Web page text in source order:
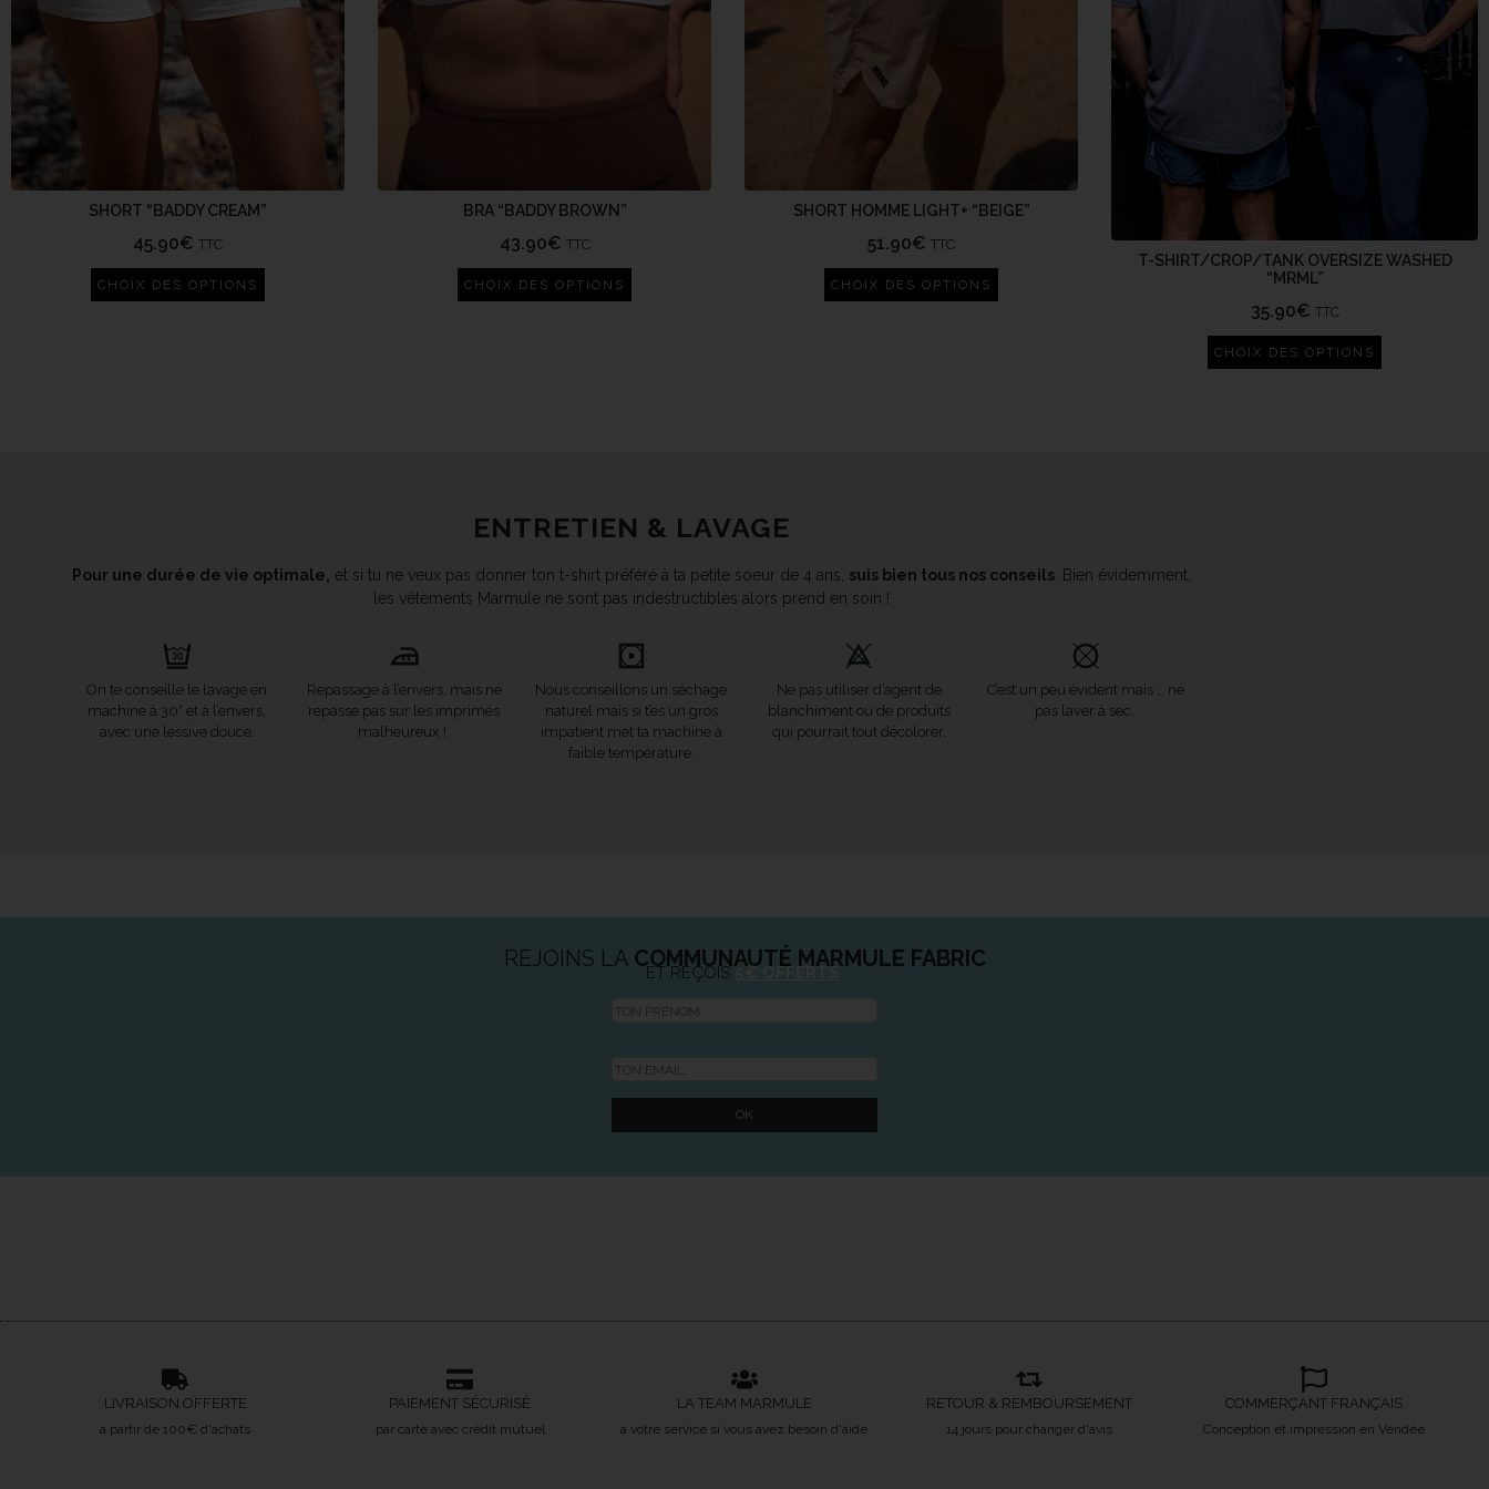
SHORT “BADDY CREAM”
45.90€ TTC
CHOIX DES OPTIONS
BRA “BADDY BROWN”
43.90€ TTC
CHOIX DES OPTIONS
SHORT HOMME LIGHT+ “BEIGE”
51.90€ TTC
CHOIX DES OPTIONS
T-SHIRT/CROP/TANK OVERSIZE WASHED
“MRML”
35.90€ TTC
CHOIX DES OPTIONS
ENTRETIEN & LAVAGE
Pour une durée de vie optimale, et si tu ne veux pas donner ton t-shirt préféré à ta petite soeur de 4 ans, suis bien tous nos conseils . Bien évidemment,
les vêtements Marmule ne sont pas indestructibles alors prend en soin !
On te conseille le lavage en
machine à 30° et à l’envers,
avec une lessive douce.
Repassage à l’envers, mais ne
repasse pas sur les imprimés
malheureux !
Nous conseillons un séchage
naturel mais si t’es un gros
impatient met ta machine à
faible température.
Ne pas utiliser d’agent de
blanchiment ou de produits
qui pourrait tout décolorer.
C’est un peu évident mais … ne
pas laver à sec.
REJOINS LA COMMUNAUTÉ MARMULE FABRIC
ET REÇOIS5€ OFFERTS
LIVRAISON OFFERTE
à partir de 100€ d'achats
PAIEMENT SÉCURISÉ
par carte avec crédit mutuel
LA TEAM MARMULE
à votre service si vous avez besoin d'aide
RETOUR & REMBOURSEMENT
14 jours pour changer d'avis
COMMERÇANT FRANÇAIS
Conception et impression en Vendée